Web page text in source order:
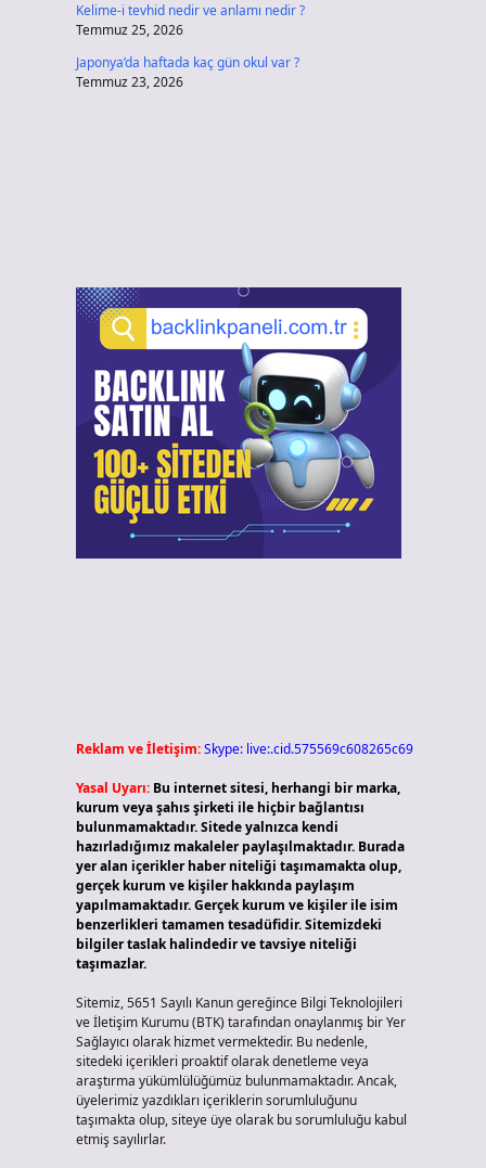
Kelime-i tevhid nedir ve anlamı nedir ?
Temmuz 25, 2026
Japonya’da haftada kaç gün okul var ?
Temmuz 23, 2026
Reklam ve İletişim:Skype: live:.cid.575569c608265c69
Yasal Uyarı: Bu internet sitesi, herhangi bir marka,
kurum veya şahıs şirketi ile hiçbir bağlantısı
bulunmamaktadır. Sitede yalnızca kendi
hazırladığımız makaleler paylaşılmaktadır. Burada
yer alan içerikler haber niteliği taşımamakta olup,
gerçek kurum ve kişiler hakkında paylaşım
yapılmamaktadır. Gerçek kurum ve kişiler ile isim
benzerlikleri tamamen tesadüfidir. Sitemizdeki
bilgiler taslak halindedir ve tavsiye niteliği
taşımazlar.
Sitemiz, 5651 Sayılı Kanun gereğince Bilgi Teknolojileri
ve İletişim Kurumu (BTK) tarafından onaylanmış bir Yer
Sağlayıcı olarak hizmet vermektedir. Bu nedenle,
sitedeki içerikleri proaktif olarak denetleme veya
araştırma yükümlülüğümüz bulunmamaktadır. Ancak,
üyelerimiz yazdıkları içeriklerin sorumluluğunu
taşımakta olup, siteye üye olarak bu sorumluluğu kabul
etmiş sayılırlar.